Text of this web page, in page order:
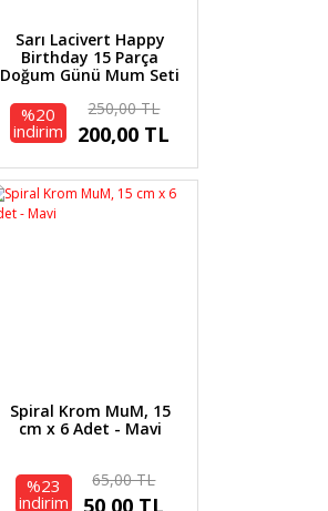
Sarı Lacivert Happy
Birthday 15 Parça
Doğum Günü Mum Seti
%20
indirim
250,00 TL
200,00 TL
Spiral Krom MuM, 15
cm x 6 Adet - Mavi
%23
indirim
65,00 TL